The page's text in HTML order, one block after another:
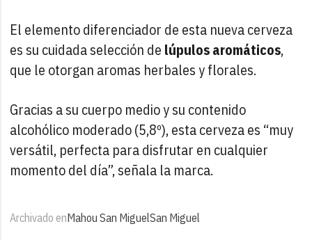
El elemento diferenciador de esta nueva cerveza
es su cuidada selección de lúpulos aromáticos,
que le otorgan aromas herbales y florales.
Gracias a su cuerpo medio y su contenido
alcohólico moderado (5,8º), esta cerveza es “muy
versátil, perfecta para disfrutar en cualquier
momento del día”, señala la marca.
Archivado enMahou San MiguelSan Miguel